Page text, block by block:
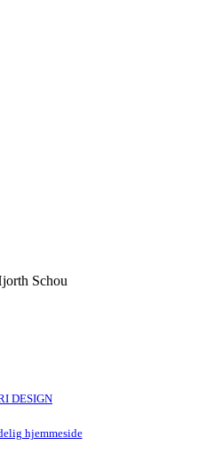
Schou
DESIGN
hjemmeside